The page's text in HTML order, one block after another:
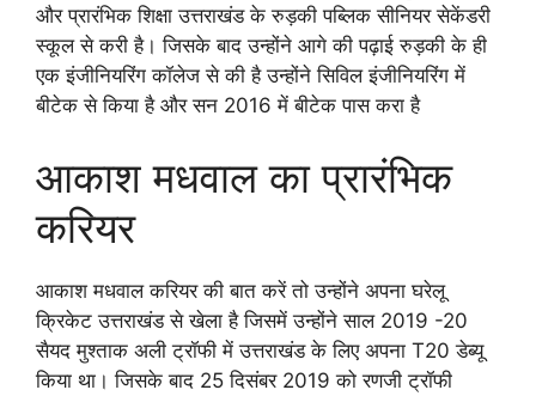
और प्रारंभिक शिक्षा उत्तराखंड के रुड़की पब्लिक सीनियर सेकेंडरी
स्कूल से करी है। जिसके बाद उन्होंने आगे की पढ़ाई रुड़की के ही
एक इंजीनियरिंग कॉलेज से की है उन्होंने सिविल इंजीनियरिंग में
बीटेक से किया है और सन 2016 में बीटेक पास करा है
आकाश मधवाल का प्रारंभिक
करियर
आकाश मधवाल करियर की बात करें तो उन्होंने अपना घरेलू
क्रिकेट उत्तराखंड से खेला है जिसमें उन्होंने साल 2019 -20
सैयद मुश्ताक अली ट्रॉफी में उत्तराखंड के लिए अपना T20 डेब्यू
किया था। जिसके बाद 25 दिसंबर 2019 को रणजी ट्रॉफी